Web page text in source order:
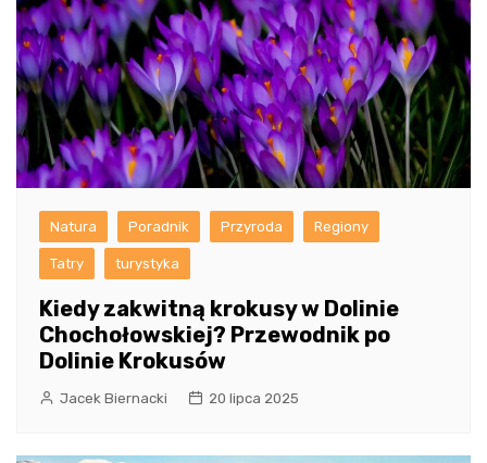
Natura Poradnik Przyroda Regiony
Tatry turystyka
Kiedy zakwitną krokusy w Dolinie
Chochołowskiej? Przewodnik po
Dolinie Krokusów
Jacek Biernacki 20 lipca 2025